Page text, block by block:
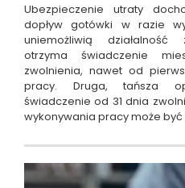
Ubezpieczenie utraty
dopływ gotówki w razie
uniemożliwią działalność
otrzyma świadczenie
zwolnienia, nawet od
pracy. Druga, tańsza
świadczenie od 31 dnia
wykonywania pracy może być